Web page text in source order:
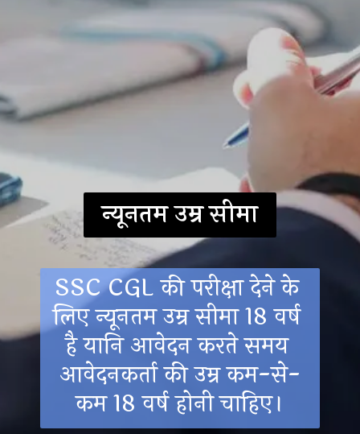
SSC CGL की परीक्षा देने के
लिए न्यूनतम उम्र सीमा 18 वर्ष
है यानि आवेदन करते समय
आवेदनकर्ता की उम्र कम-से-
कम 18 वर्ष होनी चाहिए।
न्यूनतम उम्र सीमा